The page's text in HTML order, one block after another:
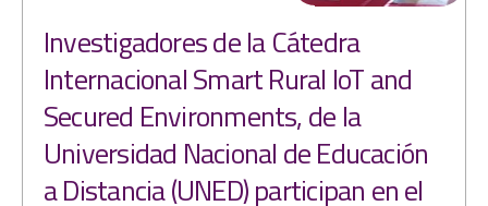
Investigadores de la Cátedra
Internacional Smart Rural IoT and
Secured Environments, de la
Universidad Nacional de Educación
a Distancia (UNED) participan en el